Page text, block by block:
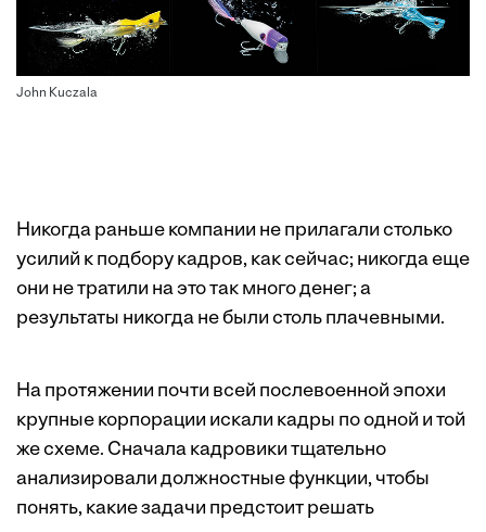
John Kuczala
Никогда раньше компании не прилагали столько
усилий к подбору кадров, как сейчас; никогда еще
они не тратили на это так много денег; а
результаты никогда не были столь плачевными.
На протяжении почти всей послевоенной эпохи
крупные корпорации искали кадры по одной и той
же схеме. Сначала кадровики тщательно
анализировали должностные функции, чтобы
понять, какие задачи предстоит решать